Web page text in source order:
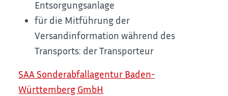
Entsorgungsanlage
für die Mitführung der
Versandinformation während des
Transports: der Transporteur
SAA Sonderabfallagentur Baden-
Württemberg GmbH